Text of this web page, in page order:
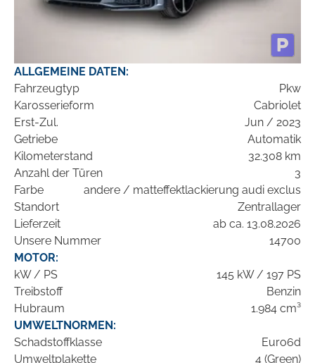
ALLGEMEINE DATEN:
Fahrzeugtyp
Pkw
Karosserieform
Cabriolet
Erst-Zul.
Jun / 2023
Getriebe
Automatik
Kilometerstand
32.308 km
Anzahl der Türen
3
Farbe
andere / matteffektlackierung audi exclus
Standort
Zentrallager
Lieferzeit
ab ca. 13.08.2026
Unsere Nummer
14700
MOTOR:
kW / PS
145 kW / 197 PS
Treibstoff
Benzin
Hubraum
1.984 cm³
UMWELTNORMEN:
Schadstoffklasse
Euro6d
Umweltplakette
4 (Green)